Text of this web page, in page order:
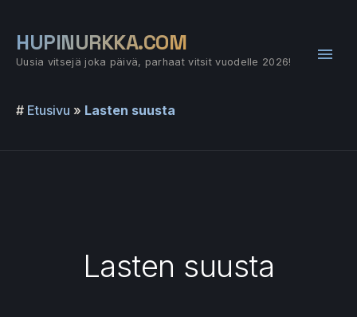
sisältöön
HUPINURKKA.COM
Uusia vitsejä joka päivä, parhaat vitsit vuodelle 2026!
# Etusivu » Lasten suusta
Lasten suusta